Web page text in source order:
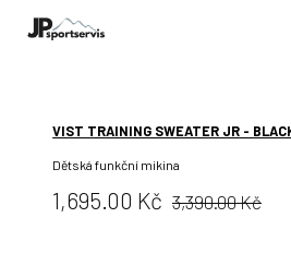
VIST TRAINING SWEATER JR -
Dětská funkční mikina
Cena:
1,695.00 Kč Původní
3,390.00 Kč